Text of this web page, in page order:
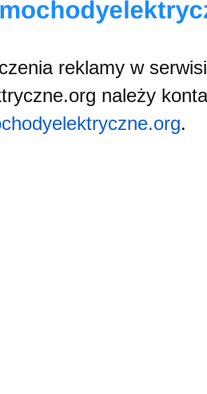
reklamy w
należy
dyelektryczne.org.